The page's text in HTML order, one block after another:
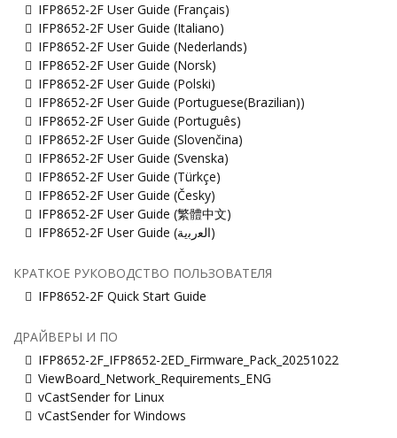
IFP8652-2F User Guide (Français)
IFP8652-2F User Guide (Italiano)
IFP8652-2F User Guide (Nederlands)
IFP8652-2F User Guide (Norsk)
IFP8652-2F User Guide (Polski)
IFP8652-2F User Guide (Portuguese(Brazilian))
IFP8652-2F User Guide (Português)
IFP8652-2F User Guide (Slovenčina)
IFP8652-2F User Guide (Svenska)
IFP8652-2F User Guide (Türkçe)
IFP8652-2F User Guide (Česky)
IFP8652-2F User Guide (繁體中文)
IFP8652-2F User Guide (ﺍﻟﻌﺭﺑﻳﺔ)
КРАТКОЕ РУКОВОДСТВО ПОЛЬЗОВАТЕЛЯ
IFP8652-2F Quick Start Guide
ДРАЙВЕРЫ И ПО
IFP8652-2F_IFP8652-2ED_Firmware_Pack_20251022
ViewBoard_Network_Requirements_ENG
vCastSender for Linux
vCastSender for Windows